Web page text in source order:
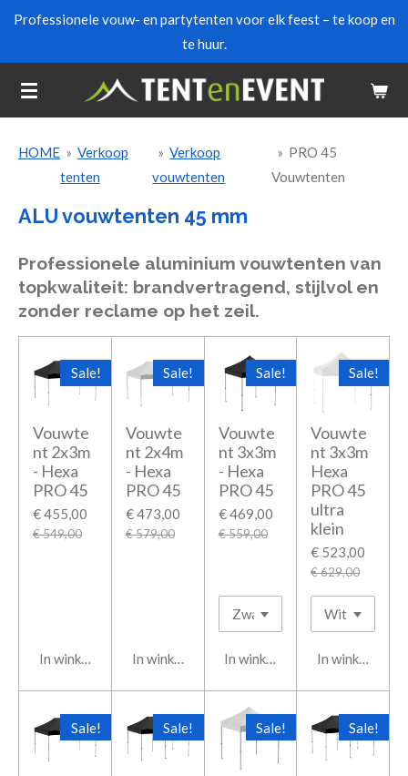
Ga
de
hoofdinhoud
Professionele vouw- en partytenten voor elk feest – te koop en
te huur.
HOME » Verkoop
tenten
» Verkoop
vouwtenten
» PRO 45
Vouwtenten
ALU vouwtenten 45 mm
Professionele aluminium vouwtenten van
topkwaliteit: brandvertragend, stijlvol en
zonder reclame op het zeil.
Sale!
Vouwte
nt 2x3m
- Hexa
PRO 45
€ 455,00
€ 549,00
In winkelwagen
Sale!
Vouwte
nt 2x4m
- Hexa
PRO 45
€ 473,00
€ 579,00
In winkelwagen
Sale!
Vouwte
nt 3x3m
- Hexa
PRO 45
€ 469,00
€ 559,00
In winkelwagen
Sale!
Vouwte
nt 3x3m
Hexa
PRO 45
ultra
klein
€ 523,00
€ 629,00
In
Sale! Sale! Sale! Sale!